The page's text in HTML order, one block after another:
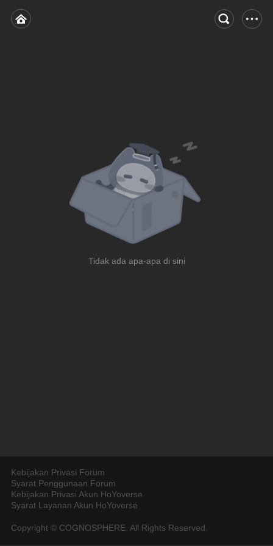
Tidak ada apa-apa di sini
Kebijakan Privasi Forum
Syarat Penggunaan Forum
Kebijakan Privasi Akun HoYoverse
Syarat Layanan Akun HoYoverse
Copyright © COGNOSPHERE. All Rights Reserved.